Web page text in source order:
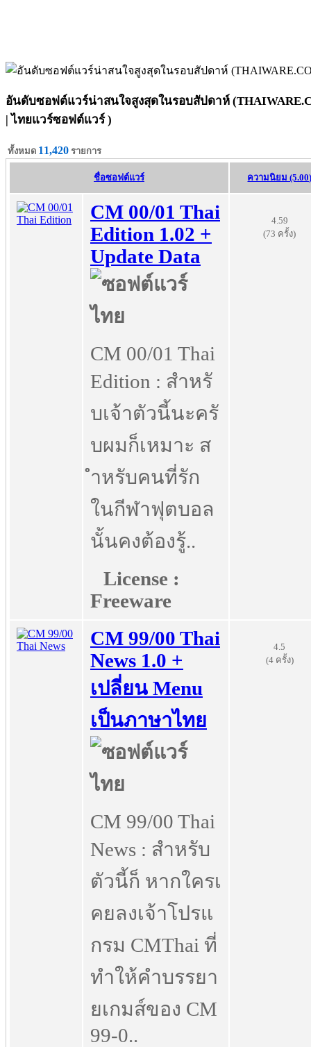
อันดับซอฟต์แวร์น่าสนใจสูงสุดในรอบสัปดาห์
| ไทยแวร์ซอฟต์แวร์ )
ทั้งหมด 11,420 รายการ
ชื่อซอฟต์แวร์ ความนิยม
CM 00/01 Thai
Edition 1.02 +
Update Data
CM 00/01 Thai
Edition : สำหรั
บเจ้าตัวนี้นะครั
บผมก็เหมาะ ส
ำหรับคนที่รัก
ในกีฬาฟุตบอล
นั้นคงต้องรู้..
License :
Freeware
4.59
(73 ครั้ง)
CM 99/00 Thai
News 1.0 +
เปลี่ยน Menu
เป็นภาษาไทย
CM 99/00 Thai
News : สำหรับ
ตัวนี้ก็ หากใครเ
คยลงเจ้าโปรแ
กรม CMThai ที่
ทำให้คำบรรยา
ยเกมส์ของ CM
99-0..
4.5
(4 ครั้ง)